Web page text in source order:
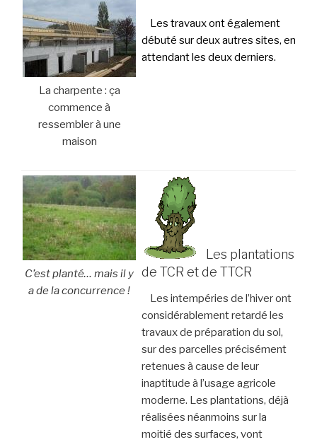
La charpente : ça
commence à
ressembler à une
maison
Les travaux ont également
débuté sur deux autres sites, en
attendant les deux derniers.
C’est planté… mais il y
a de la concurrence !
Les plantations
de TCR et de TTCR
Les intempéries de l’hiver ont
considérablement retardé les
travaux de préparation du sol,
sur des parcelles précisément
retenues à cause de leur
inaptitude à l’usage agricole
moderne. Les plantations, déjà
réalisées néanmoins sur la
moitié des surfaces, vont